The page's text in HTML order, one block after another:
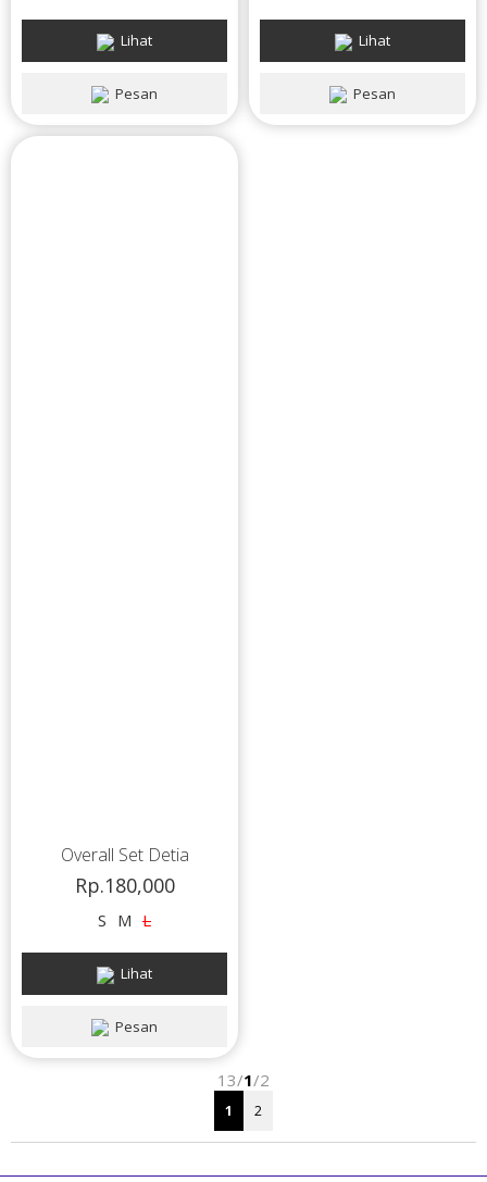
Pesan
Lihat
Pesan
Lihat
Overall Set Detia
Rp.180,000
S M L
Pesan
Lihat
13/1/2
1 2